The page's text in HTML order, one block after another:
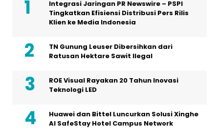
Integrasi Jaringan PR Newswire – PSPI
Tingkatkan Efisiensi Distribusi Pers Rilis
Klien ke Media Indonesia
TN Gunung Leuser Dibersihkan dari
Ratusan Hektare Sawit Ilegal
ROE Visual Rayakan 20 Tahun Inovasi
Teknologi LED
Huawei dan Bittel Luncurkan Solusi Xinghe
Al SafeStay Hotel Campus Network